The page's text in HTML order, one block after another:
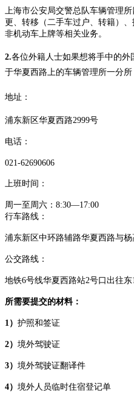
上海市公安局交警总队车辆管理所
更、转移（二手车过户、转籍）
非机动车上牌等相关业务。
2.各位外籍人士如果想将手中的
于华夏西路上的车辆管理所一分所
地址：
浦东新区华夏西路2999号
电话：
021-62690606
上班时间：
周一至周六： 8:30—17:00
行车路线：
浦东新区中环路辅路华夏西路与
公交路线：
地铁6号线华夏西路站2号口出往
所需要提交的材料：
1 ） 护照和签证
2） 境外驾驶证
3） 境外驾驶证翻译件
4） 境外人员临时住宿登记单